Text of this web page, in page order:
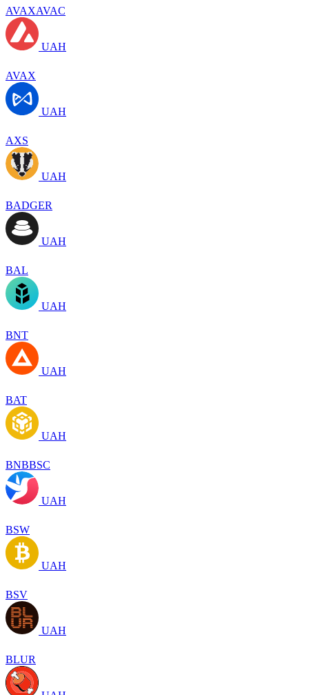
AVAXAVAC
UAH
AVAX
UAH
AXS
UAH
BADGER
UAH
BAL
UAH
BNT
UAH
BAT
UAH
BNBBSC
UAH
BSW
UAH
BSV
UAH
BLUR